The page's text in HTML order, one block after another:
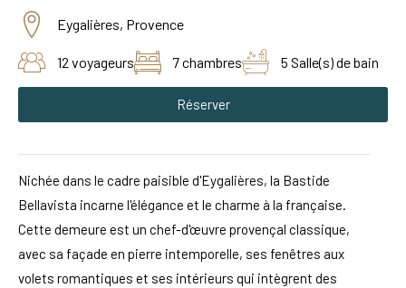
Eygalières, Provence
12 voyageurs 7 chambres 5 Salle(s) de bain
Réserver
Nichée dans le cadre paisible d'Eygalières, la Bastide
Bellavista incarne l'élégance et le charme à la française.
Cette demeure est un chef-d'œuvre provençal classique,
avec sa façade en pierre intemporelle, ses fenêtres aux
volets romantiques et ses intérieurs qui intègrent des